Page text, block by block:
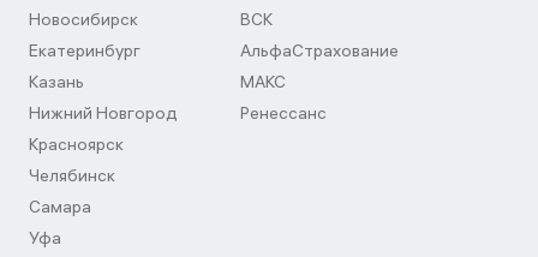
Новосибирск
Екатеринбург
Казань
Нижний Новгород
Красноярск
Челябинск
Самара
Уфа
ВСК
АльфаСтрахование
МАКС
Ренессанс